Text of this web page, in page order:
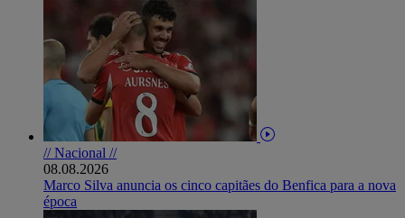
// Nacional //
08.08.2026
Marco Silva anuncia os cinco capitães do Benfica para a nova
época